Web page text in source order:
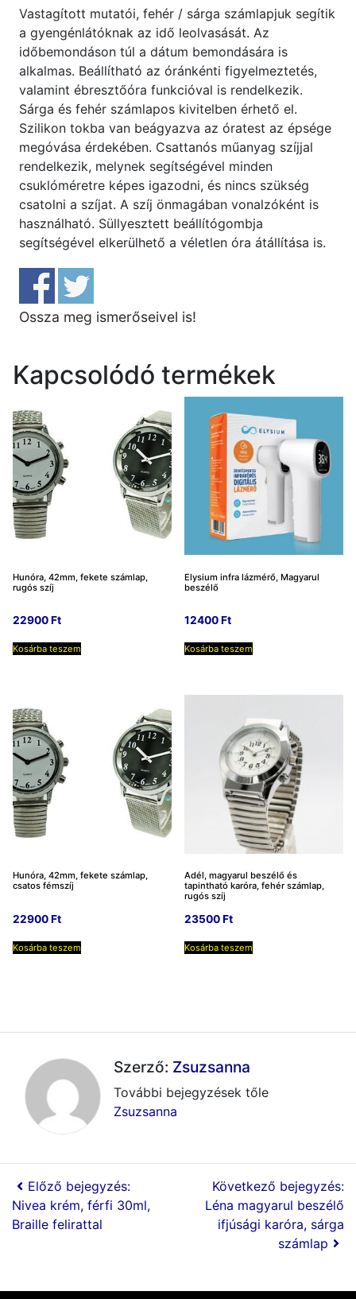
Vastagított mutatói, fehér / sárga számlapjuk segítik
a gyengénlátóknak az idő leolvasását. Az
időbemondáson túl a dátum bemondására is
alkalmas. Beállítható az óránkénti figyelmeztetés,
valamint ébresztőóra funkcióval is rendelkezik.
Sárga és fehér számlapos kivitelben érhető el.
Szilikon tokba van beágyazva az óratest az épsége
megóvása érdekében. Csattanós műanyag szíjjal
rendelkezik, melynek segítségével minden
csuklóméretre képes igazodni, és nincs szükség
csatolni a szíjat. A szíj önmagában vonalzóként is
használható. Süllyesztett beállítógombja
segítségével elkerülhető a véletlen óra átállítása is.
Ossza meg ismerőseivel is!
Kapcsolódó termékek
Hunóra, 42mm, fekete számlap,
rugós szíj
22900Ft
Kosárba teszem
Elysium infra lázmérő, Magyarul
beszélő
12400Ft
Kosárba teszem
Hunóra, 42mm, fekete számlap,
csatos fémszíj
22900Ft
Kosárba teszem
Adél, magyarul beszélő és
tapintható karóra, fehér számlap,
rugós szíj
23500Ft
Kosárba teszem
Szerző: Zsuzsanna
További bejegyzések tőle
Zsuzsanna
Előző bejegyzés:
Nivea krém, férfi 30ml,
Braille felirattal
Következő bejegyzés:
Léna magyarul beszélő
ifjúsági karóra, sárga
számlap